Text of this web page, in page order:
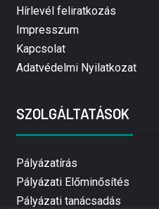
Hírlevél feliratkozás
Impresszum
Kapcsolat
Adatvédelmi Nyilatkozat
SZOLGÁLTATÁSOK
Pályázatírás
Pályázati Előminősítés
Pályázati tanácsadás